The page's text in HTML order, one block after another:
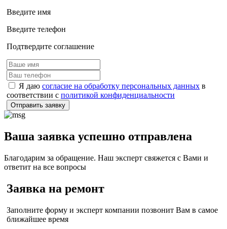
Введите имя
Введите телефон
Подтвердите соглашение
Я даю согласие на обработку персональных данных в
соответствии с политикой конфиденциальности
Отправить заявку
Ваша заявка успешно отправлена
Благодарим за обращение. Наш эксперт свяжется с Вами и
ответит на все вопросы
Заявка на ремонт
Заполните форму и эксперт компании позвонит Вам в самое
ближайшее время